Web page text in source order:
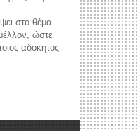
στο θέμα
ώστε
αδόκητος
pages for kids